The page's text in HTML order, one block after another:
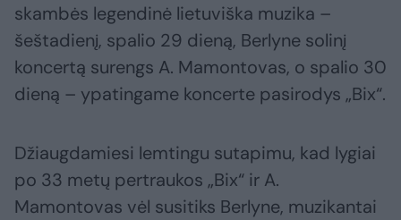
skambės legendinė lietuviška muzika –
šeštadienį, spalio 29 dieną, Berlyne solinį
koncertą surengs A. Mamontovas, o spalio 30
dieną – ypatingame koncerte pasirodys „Bix“.
Džiaugdamiesi lemtingu sutapimu, kad lygiai
po 33 metų pertraukos „Bix“ ir A.
Mamontovas vėl susitiks Berlyne, muzikantai